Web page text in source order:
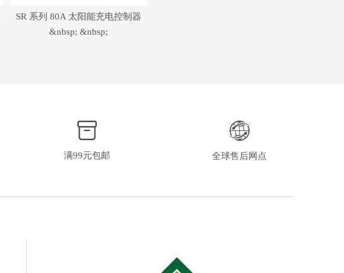
SR 系列 80A 太阳能充电控制器
&nbsp; &nbsp;
满99元包邮 全球售后网点